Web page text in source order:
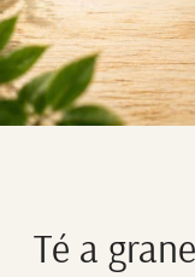
Té a